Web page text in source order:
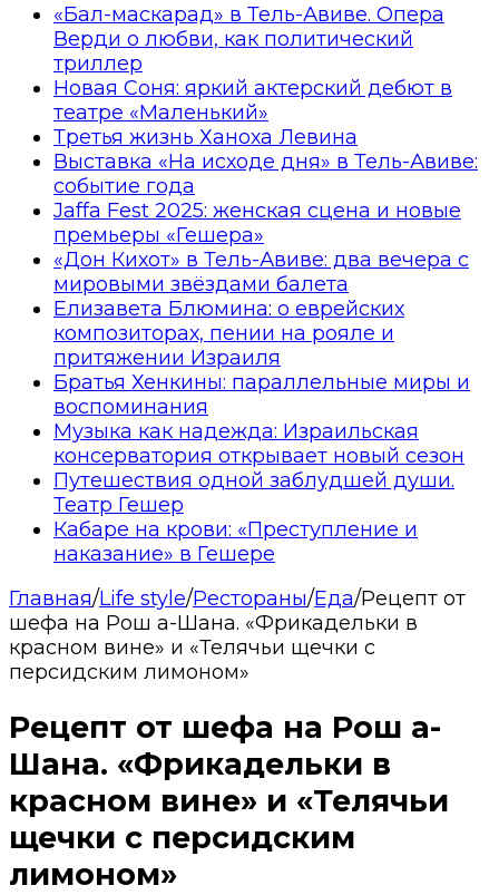
«Бал-маскарад» в Тель-Авиве. Опера
Верди о любви, как политический
триллер
Новая Соня: яркий актерский дебют в
театре «Маленький»
Третья жизнь Ханоха Левина
Выставка «На исходе дня» в Тель-Авиве:
событие года
Jaffa Fest 2025: женская сцена и новые
премьеры «Гешера»
«Дон Кихот» в Тель-Авиве: два вечера с
мировыми звёздами балета
Елизавета Блюмина: о еврейских
композиторах, пении на рояле и
притяжении Израиля
Братья Хенкины: параллельные миры и
воспоминания
Музыка как надежда: Израильская
консерватория открывает новый сезон
Путешествия одной заблудшей души.
Театр Гешер
Кабаре на крови: «Преступление и
наказание» в Гешере
Главная/Life style/Рестораны/Еда/Рецепт от
шефа на Рош а-Шана. «Фрикадельки в
красном вине» и «Телячьи щечки с
персидским лимоном»
Рецепт от шефа на Рош а-
Шана. «Фрикадельки в
красном вине» и «Телячьи
щечки с персидским
лимоном»